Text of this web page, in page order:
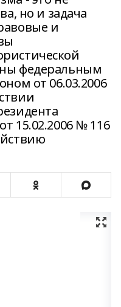
но и задача
и
федеральным
от 06.03.2006
15.02.2006 № 116